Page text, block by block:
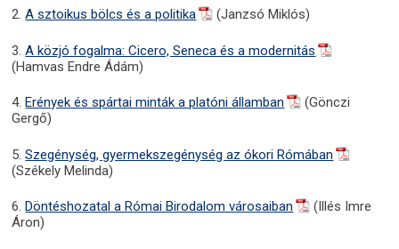
2.A sztoikus bölcs és a politika (Janzsó Miklós)
3.A közjó fogalma: Cicero, Seneca és a modernitás
(Hamvas Endre Ádám)
4. Erények és spártai minták a platóni államban
(Gönczi
Gergő)
5.Szegénység, gyermekszegénység az ókori Rómában
(Székely Melinda)
6. Döntéshozatal a Római Birodalom városaiban
(Illés Imre
Áron)